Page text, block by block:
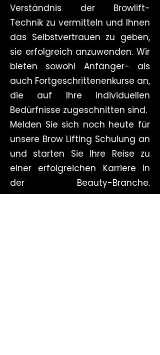
Verständnis der Browlift-
Technik zu vermitteln und Ihnen
das Selbstvertrauen zu geben,
sie erfolgreich anzuwenden. Wir
bieten sowohl Anfänger- als
auch Fortgeschrittenenkurse an,
die auf Ihre individuellen
Bedürfnisse zugeschnitten sind.
Melden Sie sich noch heute für
unsere Brow Lifting Schulung an
und starten Sie Ihre Reise zu
einer erfolgreichen Karriere in
der Beauty-Branche.
Kontaktieren Sie uns für weitere